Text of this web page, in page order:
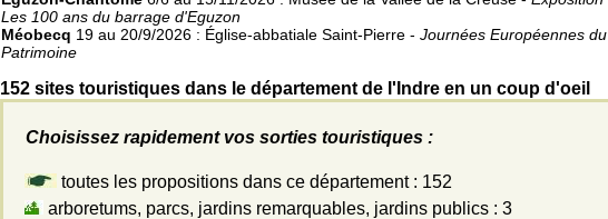
Les 100 ans du barrage d'Eguzon
Méobecq 19 au 20/9/2026 : Église-abbatiale Saint-Pierre - Journées Européennes du
Patrimoine
152 sites touristiques dans le département de l'Indre en un coup d'oeil
Choisissez rapidement vos sorties touristiques :
toutes les propositions dans ce département : 152
arboretums, parcs, jardins remarquables, jardins publics : 3